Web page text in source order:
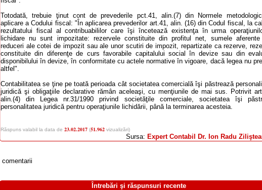
Totodată, trebuie ţinut cont de prevederile pct.41, alin.(7) din Normele
aplicare a Codului fiscal: "În aplicarea prevederilor art.41, alin. (16) din Codul fiscal, la
rezultatului fiscal al contribuabililor care îşi încetează existenţa în urma
lichidare nu sunt impozitate: rezervele constituite din profitul net, sumele aferente
reduceri ale cotei de impozit sau ale unor scutiri de impozit, repartizate ca rezerve,
constituite din diferenţe de curs favorabile capitalului social în devize sau din
disponibilului în devize, în conformitate cu actele normative în vigoare, dacă legea nu
altfel".
Contabilitatea se ţine pe toată perioada cât societatea comercială îşi păstrează
juridică şi obligaţiile declarative rămân aceleaşi, cu menţiunile de mai sus. Potrivit
alin.(4) din Legea nr.31/1990 privind societăţile comerciale, societatea îşi
personalitatea juridică pentru operaţiunile lichidării, până la terminarea acesteia.
Răspuns valabil la data de 23.02.2017 (51.962 vizualizări)
Sursa: Expert Contabil Dr. Ion Radu
comentarii
Întrebări şi răspunsuri recente